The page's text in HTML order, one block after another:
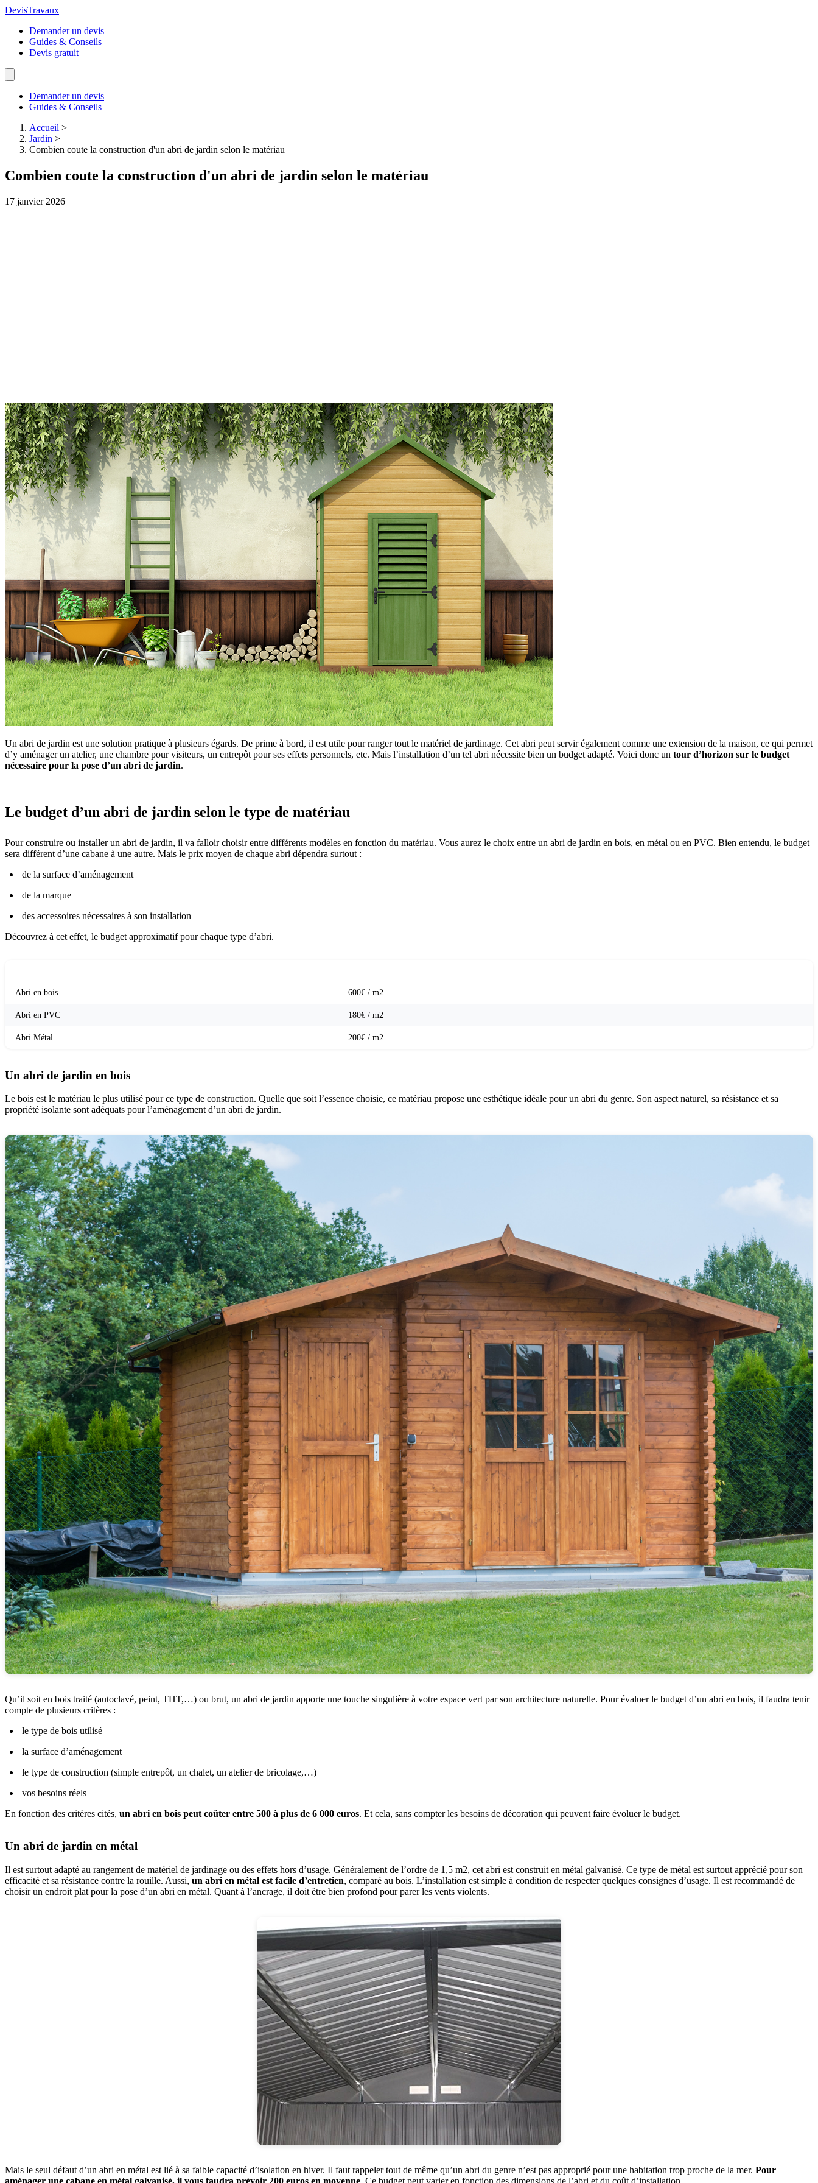
DevisTravaux
Demander un devis
Guides & Conseils
Devis gratuit
Demander un devis
Guides & Conseils
Accueil >
Jardin >
Combien coute la construction d'un abri de jardin selon le matériau
Combien coute la construction d'un abri de jardin selon le matériau
17 janvier 2026
Un abri de jardin est une solution pratique à plusieurs égards. De prime à bord, il est utile pour ranger tout le matériel de jardinage. Cet abri peut servir également comme une extension de la maison, ce qui permet
d’y aménager un atelier, une chambre pour visiteurs, un entrepôt pour ses effets personnels, etc. Mais l’installation d’un tel abri nécessite bien un budget adapté. Voici donc un tour d’horizon sur le budget
nécessaire pour la pose d’un abri de jardin.
Le budget d’un abri de jardin selon le type de matériau
Pour construire ou installer un abri de jardin, il va falloir choisir entre différents modèles en fonction du matériau. Vous aurez le choix entre un abri de jardin en bois, en métal ou en PVC. Bien entendu, le budget
sera différent d’une cabane à une autre. Mais le prix moyen de chaque abri dépendra surtout :
de la surface d’aménagement
de la marque
des accessoires nécessaires à son installation
Découvrez à cet effet, le budget approximatif pour chaque type d’abri.
Abri en bois 600€ / m2
Abri en PVC 180€ / m2
Abri Métal 200€ / m2
Un abri de jardin en bois
Le bois est le matériau le plus utilisé pour ce type de construction. Quelle que soit l’essence choisie, ce matériau propose une esthétique idéale pour un abri du genre. Son aspect naturel, sa résistance et sa
propriété isolante sont adéquats pour l’aménagement d’un abri de jardin.
Qu’il soit en bois traité (autoclavé, peint, THT,…) ou brut, un abri de jardin apporte une touche singulière à votre espace vert par son architecture naturelle. Pour évaluer le budget d’un abri en bois, il faudra tenir
compte de plusieurs critères :
le type de bois utilisé
la surface d’aménagement
le type de construction (simple entrepôt, un chalet, un atelier de bricolage,…)
vos besoins réels
En fonction des critères cités, un abri en bois peut coûter entre 500 à plus de 6 000 euros. Et cela, sans compter les besoins de décoration qui peuvent faire évoluer le budget.
Un abri de jardin en métal
Il est surtout adapté au rangement de matériel de jardinage ou des effets hors d’usage. Généralement de l’ordre de 1,5 m2, cet abri est construit en métal galvanisé. Ce type de métal est surtout apprécié pour son
efficacité et sa résistance contre la rouille. Aussi, un abri en métal est facile d’entretien, comparé au bois. L’installation est simple à condition de respecter quelques consignes d’usage. Il est recommandé de
choisir un endroit plat pour la pose d’un abri en métal. Quant à l’ancrage, il doit être bien profond pour parer les vents violents.
Mais le seul défaut d’un abri en métal est lié à sa faible capacité d’isolation en hiver. Il faut rappeler tout de même qu’un abri du genre n’est pas approprié pour une habitation trop proche de la mer. Pour
aménager une cabane en métal galvanisé, il vous faudra prévoir 200 euros en moyenne . Ce budget peut varier en fonction des dimensions de l’abri et du coût d’installation.